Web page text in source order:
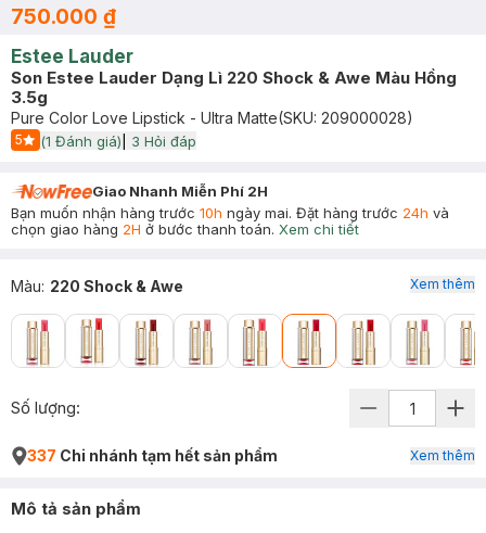
750.000 ₫
Estee Lauder
Son Estee Lauder Dạng Lì 220 Shock & Awe Màu Hồng
3.5g
Pure Color Love Lipstick - Ultra Matte(SKU: 209000028)
5
Start Icon
(1 Đánh giá) 3 Hỏi đáp
Giao Nhanh Miễn Phí 2H
Bạn muốn nhận hàng trước 10h ngày mai. Đặt hàng trước 24h và
chọn giao hàng 2H ở bước thanh toán. Xem chi tiết
Màu: 220 Shock & Awe Xem thêm
Số lượng:
337 Chi nhánh tạm hết sản phẩm Xem thêm
Mô tả sản phẩm